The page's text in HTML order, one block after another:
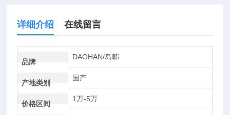
详细介绍 在线留言
品牌
DAOHAN/岛韩
产地类别
国产
价格区间
1万-5万